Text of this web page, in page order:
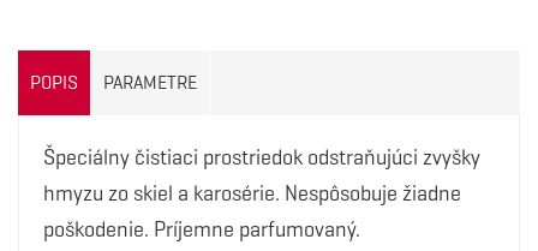
POPIS PARAMETRE
Špeciálny čistiaci prostriedok odstraňujúci zvyšky
hmyzu zo skiel a karosérie. Nespôsobuje žiadne
poškodenie. Príjemne parfumovaný.